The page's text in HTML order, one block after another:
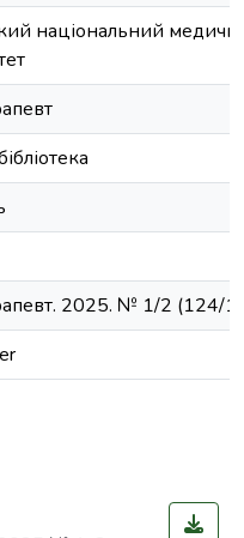
національний
2025. № 1/2 (124/